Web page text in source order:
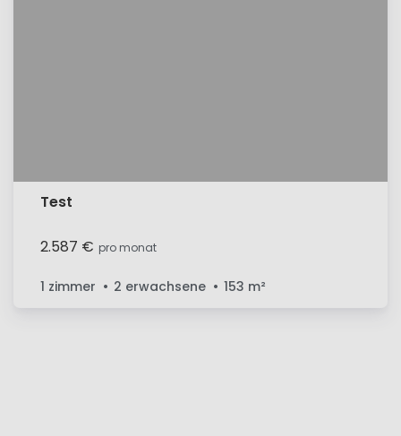
Test
2.587 € pro monat
1 zimmer 2 erwachsene 153 m²